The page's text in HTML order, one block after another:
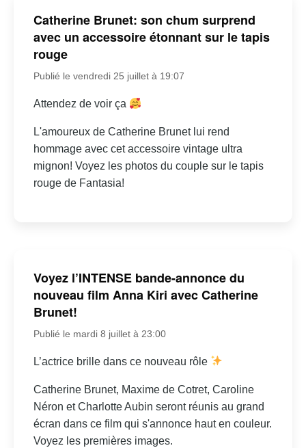
Catherine Brunet: son chum surprend
avec un accessoire étonnant sur le tapis
rouge
Publié le vendredi 25 juillet à 19:07
Attendez de voir ça
L'amoureux de Catherine Brunet lui rend
hommage avec cet accessoire vintage ultra
mignon! Voyez les photos du couple sur le tapis
rouge de Fantasia!
Voyez l’INTENSE bande-annonce du
nouveau film Anna Kiri avec Catherine
Brunet!
Publié le mardi 8 juillet à 23:00
L’actrice brille dans ce nouveau rôle
Catherine Brunet, Maxime de Cotret, Caroline
Néron et Charlotte Aubin seront réunis au grand
écran dans ce film qui s'annonce haut en couleur.
Voyez les premières images.